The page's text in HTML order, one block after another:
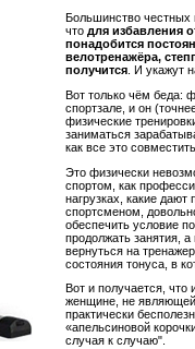
Большинство
что для избавления
понадобится
велотренажёра,
получится . И укажут
Вот только чём беда:
спортзале, и он
физические
заниматься
как все это
Это физически
спортом, как
нагрузках, какие
спортсменом,
обеспечить условие
продолжать занятия,
вернуться на
состояния тонуса, в
Вот и получается,
женщине, не
практически
«апельсиновой
случая к случаю".